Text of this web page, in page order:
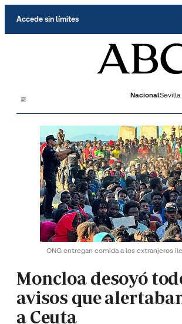
Accede sin límites
NacionalSevilla
ONG entregan comida a los extranjeros
Moncloa desoyó
avisos que
a Ceuta